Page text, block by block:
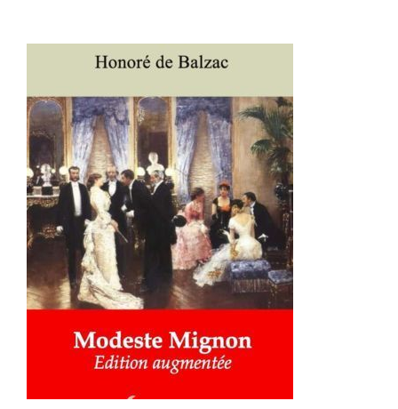
AJOUTER AU PANIER / DÉTAILS